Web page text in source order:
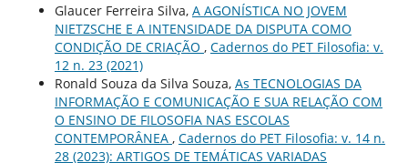
Glaucer Ferreira Silva, A AGONÍSTICA NO JOVEM
NIETZSCHE E A INTENSIDADE DA DISPUTA COMO
CONDIÇÃO DE CRIAÇÃO , Cadernos do PET Filosofia: v.
12 n. 23 (2021)
Ronald Souza da Silva Souza, As TECNOLOGIAS DA
INFORMAÇÃO E COMUNICAÇÃO E SUA RELAÇÃO COM
O ENSINO DE FILOSOFIA NAS ESCOLAS
CONTEMPORÂNEA , Cadernos do PET Filosofia: v. 14 n.
28 (2023): ARTIGOS DE TEMÁTICAS VARIADAS